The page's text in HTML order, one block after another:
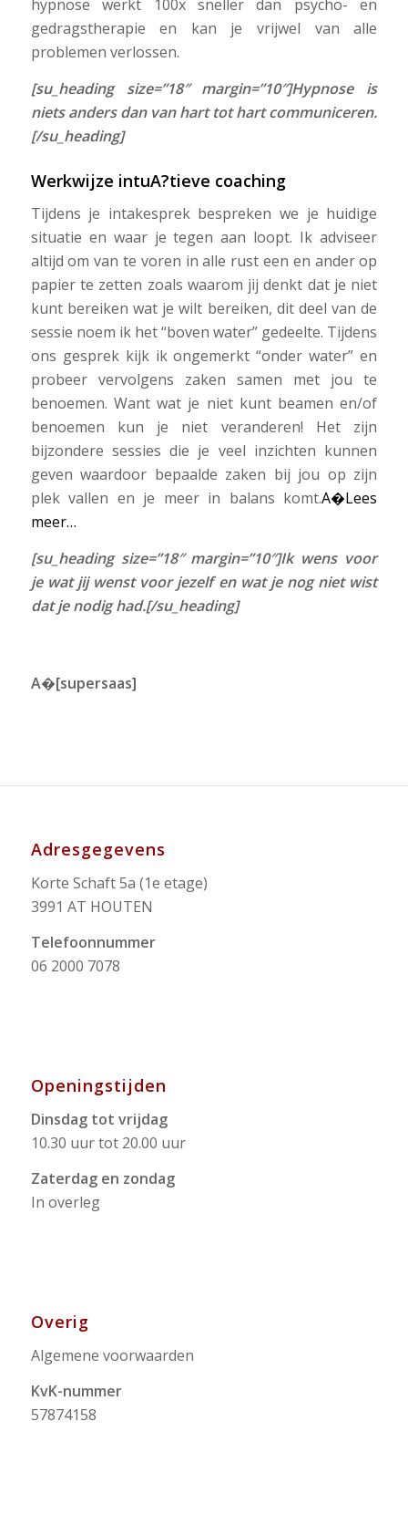
hypnose werkt 100x sneller dan psycho- en
gedragstherapie en kan je vrijwel van alle
problemen verlossen.
[su_heading size=”18″ margin=”10″]Hypnose is
niets anders dan van hart tot hart communiceren.
[/su_heading]
Werkwijze intuA?tieve coaching
Tijdens je intakesprek bespreken we je huidige
situatie en waar je tegen aan loopt. Ik adviseer
altijd om van te voren in alle rust een en ander op
papier te zetten zoals waarom jij denkt dat je niet
kunt bereiken wat je wilt bereiken, dit deel van de
sessie noem ik het “boven water” gedeelte. Tijdens
ons gesprek kijk ik ongemerkt “onder water” en
probeer vervolgens zaken samen met jou te
benoemen. Want wat je niet kunt beamen en/of
benoemen kun je niet veranderen! Het zijn
bijzondere sessies die je veel inzichten kunnen
geven waardoor bepaalde zaken bij jou op zijn
plek vallen en je meer in balans komt.A�Lees
meer…
[su_heading size=”18″ margin=”10″]Ik wens voor
je wat jij wenst voor jezelf en wat je nog niet wist
dat je nodig had.[/su_heading]
A�[supersaas]
Adresgegevens
Korte Schaft 5a (1e etage)
3991 AT HOUTEN
Telefoonnummer
06 2000 7078
Openingstijden
Dinsdag tot vrijdag
10.30 uur tot 20.00 uur
Zaterdag en zondag
In overleg
Overig
Algemene voorwaarden
KvK-nummer
57874158